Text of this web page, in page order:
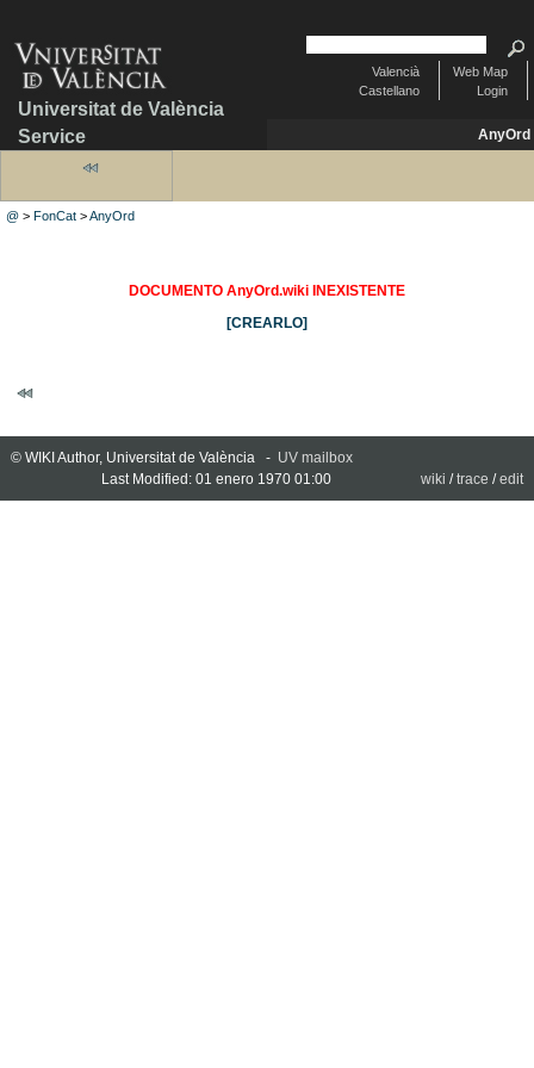
Universitat de València
Service
Web Map
Login
Valencià
Castellano
AnyOrd
@ >FonCat >AnyOrd
DOCUMENTO AnyOrd.wiki INEXISTENTE
[CREARLO]
© WIKI Author, Universitat de València - UV mailbox
Last Modified: 01 enero 1970 01:00
wiki /trace /edit